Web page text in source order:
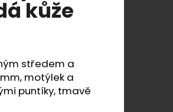
kůže
středem a
motýlek a
puntíky, tmavě